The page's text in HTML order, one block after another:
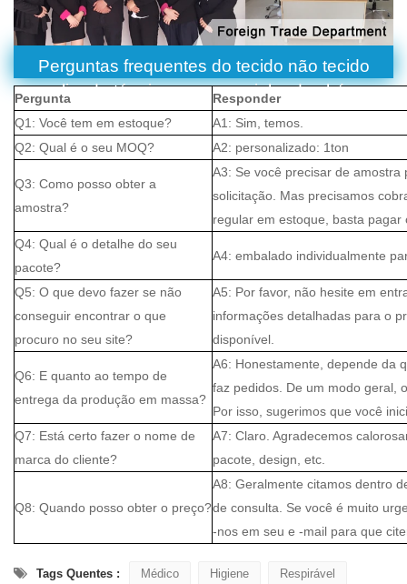
Perguntas frequentes do tecido não tecido
ligado térmico para saquinho de chá
Pergunta
Responder
Q1: Você tem em estoque?
A1: Sim, temos.
Q2: Qual é o seu MOQ?
A2: personalizado: 1ton
Q3: Como posso obter a
amostra?
A3: Se você precisar de
solicitação. Mas precisamos
regular em estoque, basta
Q4: Qual é o detalhe do seu
pacote?
A4: embalado individualmente
Q5: O que devo fazer se não
conseguir encontrar o que
procuro no seu site?
A5: Por favor, não hesite em
informações detalhadas para o
disponível.
Q6: E quanto ao tempo de
entrega da produção em massa?
A6: Honestamente, depende da
faz pedidos. De um modo geral,
Por isso, sugerimos que você
Q7: Está certo fazer o nome de
marca do cliente?
A7: Claro. Agradecemos
pacote, design, etc.
Q8: Quando posso obter o preço?
A8: Geralmente citamos dentro
de consulta. Se você é muito
-nos em seu e -mail para que
Tags Quentes : Médico Higiene Respirável